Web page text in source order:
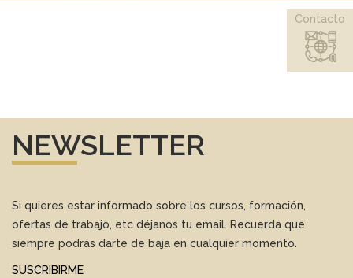
NEWSLETTER
Si quieres estar informado sobre los cursos, formación,
ofertas de trabajo, etc déjanos tu email. Recuerda que
siempre podrás darte de baja en cualquier momento.
SUSCRIBIRME
Contacto